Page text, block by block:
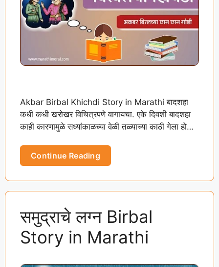
Akbar Birbal Khichdi Story in Marathi बादशहा
कधी कधी खरोखर विचित्रपणे वागायचा. एके दिवशी बादशहा
काही कारणामुळे सध्यांकाळच्या वेळी तळ्याच्या काठी गेला होता.
Continue Reading
समुद्राचे लग्न Birbal
Story in Marathi